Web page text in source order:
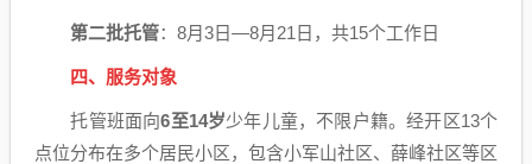
第二批托管：8月3日—8月21日，共15个工作日
四、服务对象
托管班面向6至14岁少年儿童，不限户籍。经开区13个
点位分布在多个居民小区，包含小军山社区、薛峰社区等区